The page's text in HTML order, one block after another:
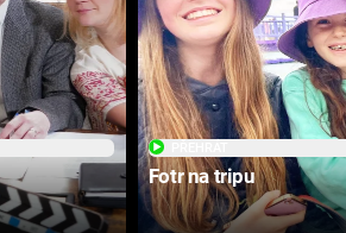
Fotr na tripu